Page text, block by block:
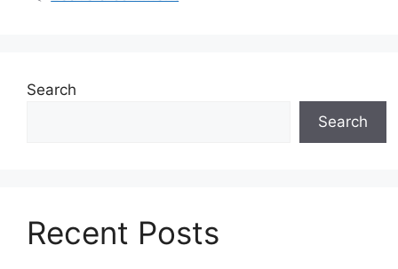
Search
Search
Recent Posts